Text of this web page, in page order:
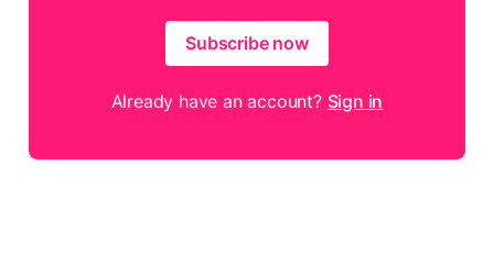
Subscribe now
Already have an account? Sign in